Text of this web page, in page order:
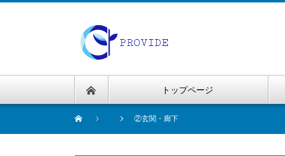
トップページ
②玄関・廊下